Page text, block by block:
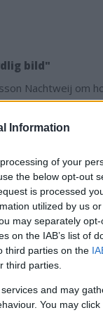
Information
of your
the below opt-out
is processed
utilized by us
may separately
on the IAB’s list of
third parties on the
third parties.
and may
You may
bild"
Nachtweij om
ser inte skäl att
ska sätta oss
så blir det
på det. Jag vill ha
sitsen på grund
vaga